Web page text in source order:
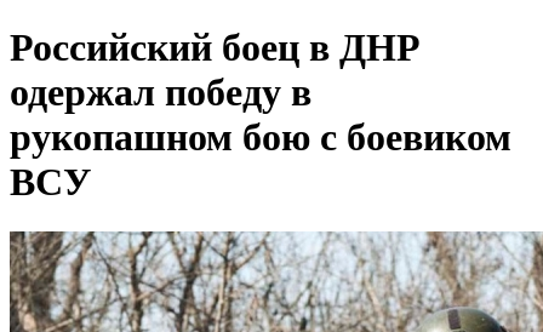
Российский боец в ДНР
одержал победу в
рукопашном бою с боевиком
ВСУ